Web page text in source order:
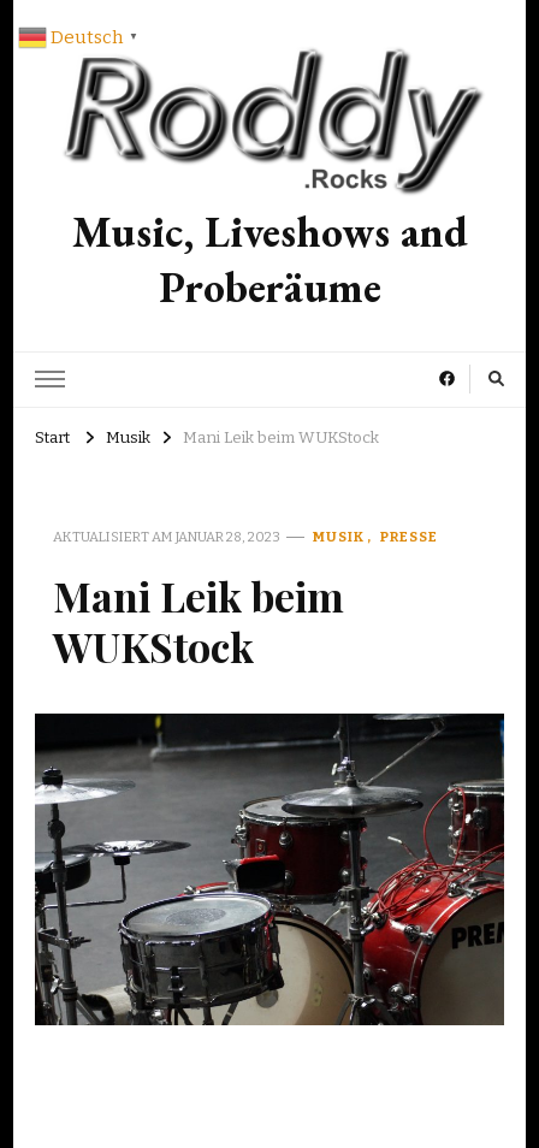
Music, Liveshows and
Proberäume
Start Musik Mani Leik beim WUKStock
AKTUALISIERT AM JANUAR 28, 2023 MUSIK PRESSE
Mani Leik beim
WUKStock
Deutsch ▼